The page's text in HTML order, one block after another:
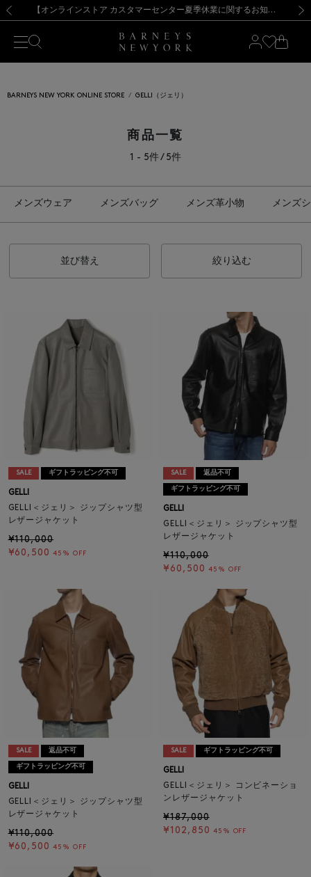
新規登録のお客様も対象！＜MY BARNEYS＞会員のお客様は11,000円（税込）以上のお買上げで常時送料無料！お買い物の際は会員登録を！
【夏季休業に伴う出荷一時停止のお知らせ】(2026.8.7) 【オンラインストア カスタマーセンター夏季休業に関するお知らせ】（2026.8.7）
【夏季休業に伴う返品・交換承り一時停止のお知らせ】（2026.8.5）
熊本県を中心とした地震の影響によるお荷物のお届けについて
【開催中】SUMMER SALEのご案内・ご注意事項 新規登録のお客様も対象！＜MY BARNEYS＞会員のお客様は11,000円（税込）以上のお買上げで常時送料無料！お買い物の際は会員登録を！
【夏季休業に伴う出荷一時停止のお知らせ】(2026.8.7)
BARNEYS NEW YORK ONLINE STORE GELLI（ジェリ）
商品一覧
1 - 5件 / 5件
メンズウェア メンズバッグ メンズ革小物 メンズ
並び替え 絞り込む
SALE ギフトラッピング不可
GELLI
GELLI＜ジェリ＞ ジップシャツ型
レザージャケット
¥110,000
¥60,500 45% OFF
SALE 返品不可
ギフトラッピング不可
GELLI
GELLI＜ジェリ＞ ジップシャツ型
レザージャケット
¥110,000
¥60,500 45% OFF
SALE 返品不可
ギフトラッピング不可
GELLI
GELLI＜ジェリ＞ ジップシャツ型
レザージャケット
¥110,000
¥60,500 45% OFF
SALE ギフトラッピング不可
GELLI
GELLI＜ジェリ＞ コンビネーショ
ンレザージャケット
¥187,000
¥102,850 45% OFF